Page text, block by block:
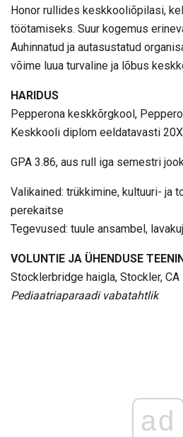
Honor rullides keskkooliõpilasi,
töötamiseks. Suur kogemus
Auhinnatud ja autasustatud
võime luua turvaline ja lõbus
HARIDUS
Pepperona keskkõrgkool,
Keskkooli diplom eeldatavasti
GPA 3.86, aus rull iga semestri
Valikained: trükkimine, kultuuri- ja
perekaitse
Tegevused: tuule ansambel,
VOLUNTIE JA ÜHENDUSE
Stocklerbridge haigla, Stockler, CA
Pediaatriaparaadi vabatahtlik
ad